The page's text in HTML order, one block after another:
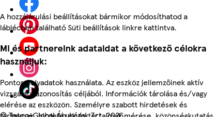
A hozzájárulási beállításokat bármikor módosíthatod a
láblécben található Süti beállítások linkre kattintva.
Mi és partnereink adataidat a következő célokra
használjuk:
Pontos helyadatok használata. Az eszköz jellemzőinek aktív
vizsgálata azonosítás céljából. Információk tárolása és/vagy
elérése az eszközön. Személyre szabott hirdetések és
©Tesco-Global Áruházak Zrt. 2026